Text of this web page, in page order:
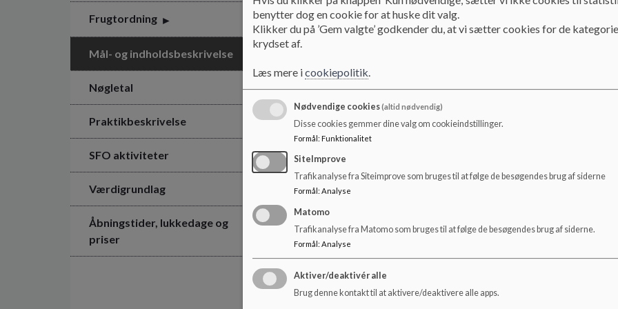
Frugtordning
Mål- og indholdsbeskrivelse
Nøgletal
Praktikbeskrivelse
SFO aktiviteter
Værdigrundlag
Åbningstider, lukkedage og
priser
Dokumenter
benytter dog en cookie for at huske dit valg.
Klikker du på ’Gem valgte’ godkender du, at vi sætter cookies for de
krydset af.
Læs mere icookiepolitik.
Nødvendige cookies(altid nødvendig)
Disse cookies gemmer dine valg om cookieindstillinger.
Formål: Funktionalitet
SiteImprove
Trafikanalyse fra Siteimprove som bruges til at følge de besøgendes brug af siderne
Formål : Analyse
Matomo
Trafikanalyse fra Matomo som bruges til at følge de besøgendes brug af siderne.
Formål : Analyse
Aktiver/deaktivér alle
Brug denne kontakt til at aktivere/deaktivere alle apps.